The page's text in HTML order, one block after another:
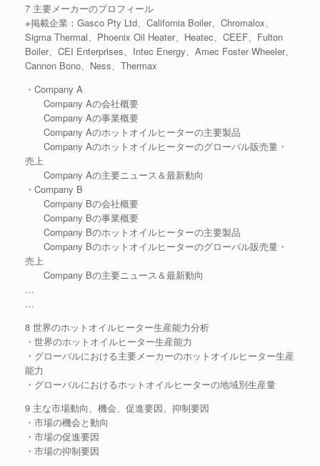
7 主要メーカーのプロフィール
※掲載企業：Gasco Pty Ltd、California Boiler、Chromalox、
Sigma Thermal、Phoenix Oil Heater、Heatec、CEEF、Fulton
Boiler、CEI Enterprises、Intec Energy、Amec Foster Wheeler、
Cannon Bono、Ness、Thermax
・Company A
Company Aの会社概要
Company Aの事業概要
Company Aのホットオイルヒーターの主要製品
Company Aのホットオイルヒーターのグローバル販売量・
売上
Company Aの主要ニュース＆最新動向
・Company B
Company Bの会社概要
Company Bの事業概要
Company Bのホットオイルヒーターの主要製品
Company Bのホットオイルヒーターのグローバル販売量・
売上
Company Bの主要ニュース＆最新動向
…
…
8 世界のホットオイルヒーター生産能力分析
・世界のホットオイルヒーター生産能力
・グローバルにおける主要メーカーのホットオイルヒーター生産
能力
・グローバルにおけるホットオイルヒーターの地域別生産量
9 主な市場動向、機会、促進要因、抑制要因
・市場の機会と動向
・市場の促進要因
・市場の抑制要因